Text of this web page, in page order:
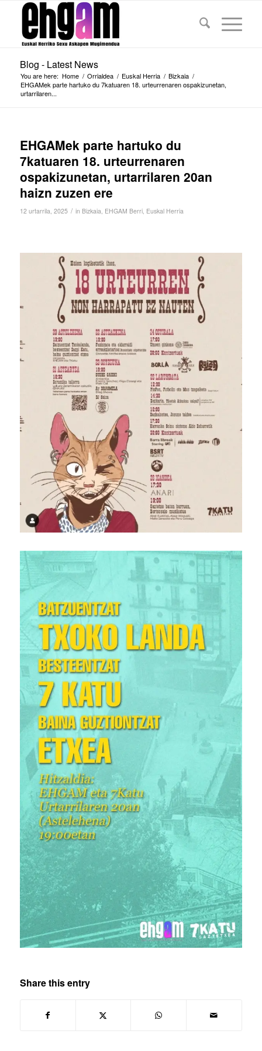
Blog - Latest News
You are here: Home / Orrialdea / Euskal Herria / Bizkaia /
EHGAMek parte hartuko du 7katuaren 18. urteurrenaren ospakizunetan,
urtarrilaren...
EHGAMek parte hartuko du
7katuaren 18. urteurrenaren
ospakizunetan, urtarrilaren 20an
haizn zuzen ere
12 urtarrila, 2025 / in Bizkaia, EHGAM Berri, Euskal Herria
Share this entry